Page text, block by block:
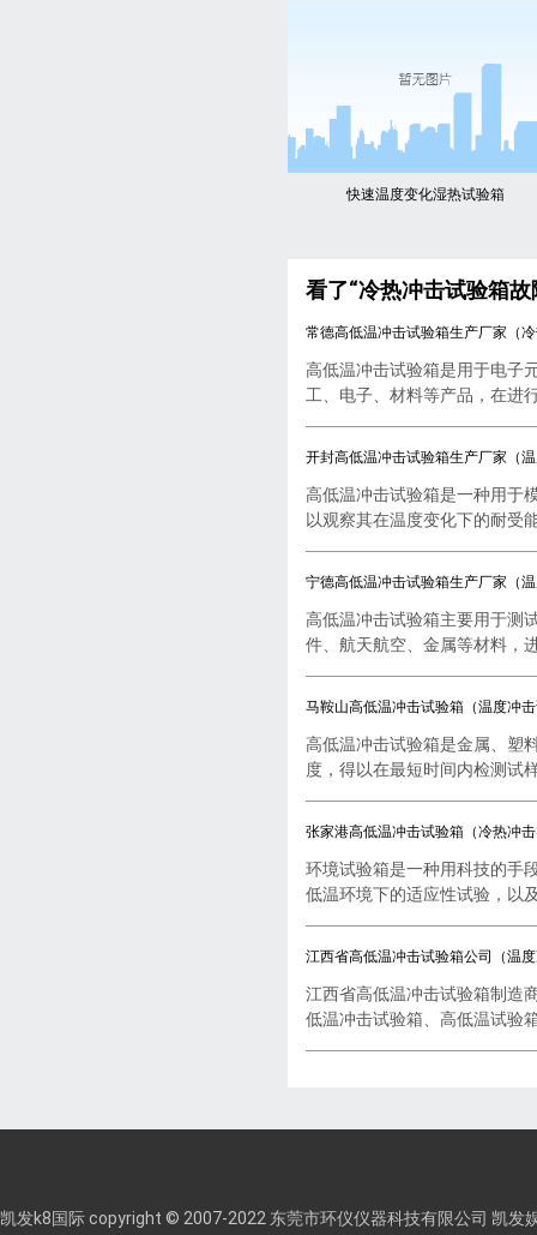
快速温度变化湿热试验箱
看了“冷热冲击试验箱
常德高低温冲击试验箱生产厂家（
高低温冲击试验箱是用于电子
工、电子、材料等产品，在进
开封高低温冲击试验箱生产厂家（
高低温冲击试验箱是一种用于
以观察其在温度变化下的耐受
宁德高低温冲击试验箱生产厂家（
高低温冲击试验箱主要用于测
件、航天航空、金属等材料，
马鞍山高低温冲击试验箱（温度冲
高低温冲击试验箱是金属、塑
度，得以在最短时间内检测试
张家港高低温冲击试验箱（冷热冲
环境试验箱是一种用科技的手
低温环境下的适应性试验，以
江西省高低温冲击试验箱公司（温
江西省高低温冲击试验箱制造
低温冲击试验箱、高低温试验
凯发k8国际 copyright © 2007-2022 东莞市环仪仪器科技有限公司 凯发